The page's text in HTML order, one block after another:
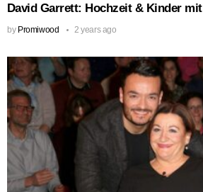
David Garrett: Hochzeit & Kinder
by Promiwood 2 years ago